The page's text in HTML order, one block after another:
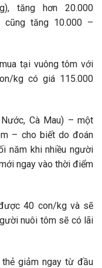
tăng hơn 20.000
tăng 10.000 –
tại vuông tôm với
kg có giá 115.000
Cà Mau) – một
– cho biết do đoán
năm khi nhiều người
ngay vào thời điểm
40 con/kg và sẽ
nuôi tôm sẽ có lãi
giảm ngay từ đầu